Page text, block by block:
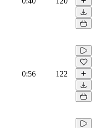
0:56 122